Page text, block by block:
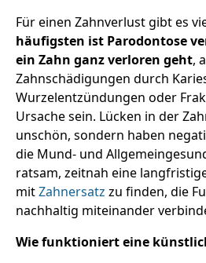
Für einen Zahnverlust gibt es
häufigsten ist Parodontose
ein Zahn ganz verloren geht,
Zahnschädigungen durch
Wurzelentzündungen oder
Ursache sein. Lücken in der
unschön, sondern haben
die Mund- und
ratsam, zeitnah eine
mitZahnersatz zu finden, die
nachhaltig miteinander
Wie funktioniert eine